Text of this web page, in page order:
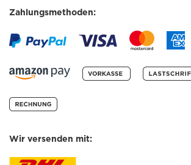
Zahlungsmethoden:
Wir versenden mit: